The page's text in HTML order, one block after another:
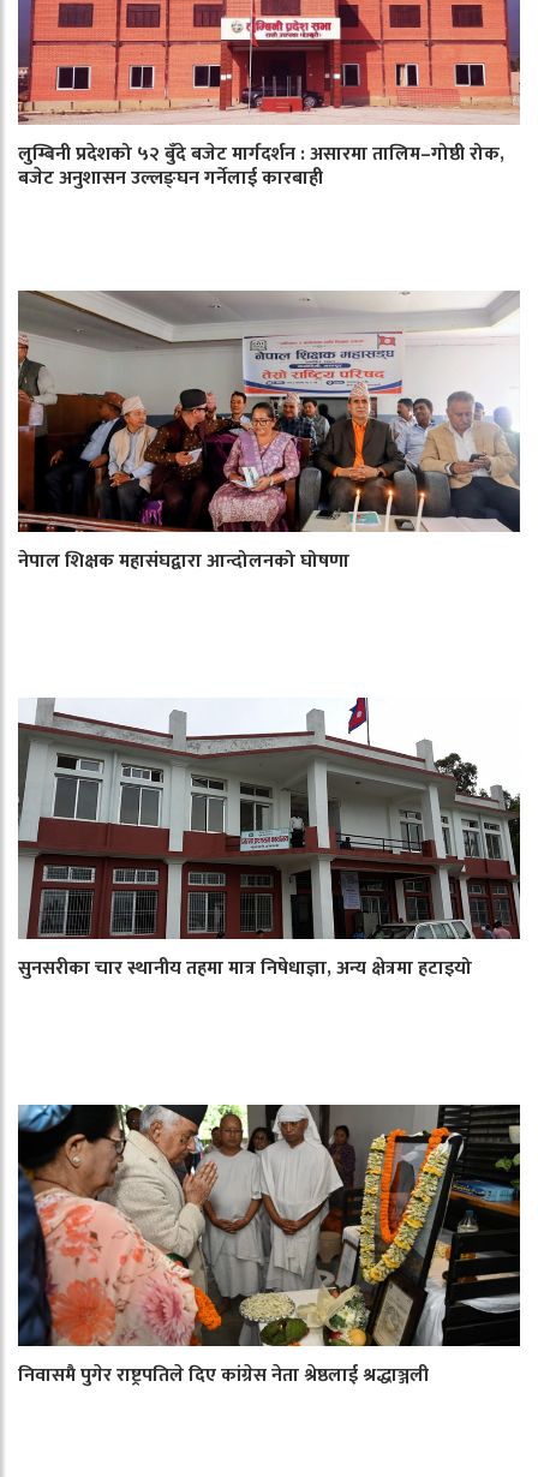
लुम्बिनी प्रदेशको ५२ बुँदे बजेट मार्गदर्शन : असारमा तालिम–गोष्ठी रोक,
बजेट अनुशासन उल्लङ्घन गर्नेलाई कारबाही
नेपाल शिक्षक महासंघद्वारा आन्दोलनको घोषणा
सुनसरीका चार स्थानीय तहमा मात्र निषेधाज्ञा, अन्य क्षेत्रमा हटाइयो
निवासमै पुगेर राष्ट्रपतिले दिए कांग्रेस नेता श्रेष्ठलाई श्रद्धाञ्जली